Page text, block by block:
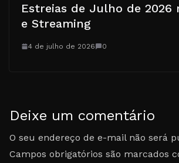
Estreias de Julho de 2026
e Streaming
4 de julho de 2026 0
Deixe um comentário
O seu endereço de e-mail não será
Campos obrigatórios são marcados